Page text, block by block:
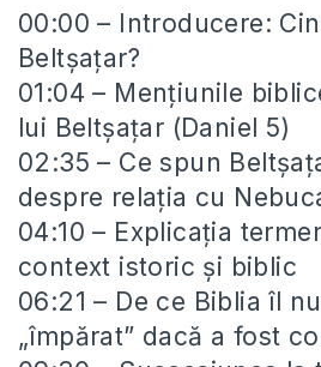
00:00 – Introducere:
Beltșațar?
01:04 – Mențiunile
lui Beltșațar (Daniel 5)
02:35 – Ce spun
despre relația cu
04:10 – Explicația
context istoric și biblic
06:21 – De ce Biblia îl
„împărat” dacă a fost